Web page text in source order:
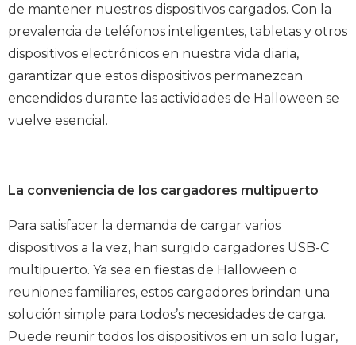
de mantener nuestros dispositivos cargados. Con la
prevalencia de teléfonos inteligentes, tabletas y otros
dispositivos electrónicos en nuestra vida diaria,
garantizar que estos dispositivos permanezcan
encendidos durante las actividades de Halloween se
vuelve esencial.
La conveniencia de los cargadores multipuerto
Para satisfacer la demanda de cargar varios
dispositivos a la vez, han surgido cargadores USB-C
multipuerto. Ya sea en fiestas de Halloween o
reuniones familiares, estos cargadores brindan una
solución simple para todos’s necesidades de carga.
Puede reunir todos los dispositivos en un solo lugar,